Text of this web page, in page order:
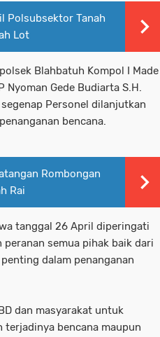
Polsubsektor Tanah
Lot
Blahbatuh Kompol I Made
Nyoman Gede Budiarta S.H.
Personel dilanjutkan
bencana.
Rombongan
Rai
tanggal 26 April diperingati
peranan semua pihak baik dari
dalam penanganan
dan masyarakat untuk
terjadinya bencana maupun